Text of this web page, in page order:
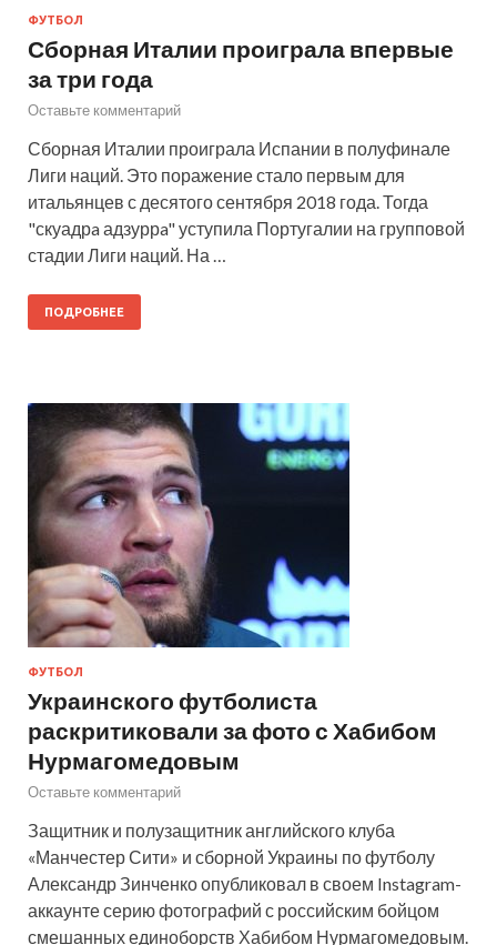
ФУТБОЛ
Сборная Италии проиграла впервые
за три года
Оставьте комментарий
Сборная Италии проиграла Испании в полуфинале
Лиги наций. Это поражение стало первым для
итальянцев с десятого сентября 2018 года. Тогда
"скуадрa адзуррa" уступила Португалии на групповой
стадии Лиги наций. На …
ПОДРОБНЕЕ
ФУТБОЛ
Украинского футболиста
раскритиковали за фото с Хабибом
Нурмагомедовым
Оставьте комментарий
Защитник и полузащитник английского клуба
«Манчестер Сити» и сборной Украины по футболу
Александр Зинченко опубликовал в своем Instagram-
аккаунте серию фотографий с российским бойцом
смешанных единоборств Хабибом Нурмагомедовым.